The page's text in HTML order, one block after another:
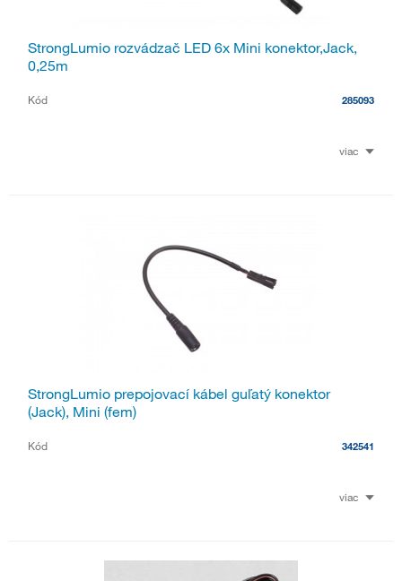
StrongLumio rozvádzač LED 6x Mini konektor,Jack,
0,25m
Kód 285093
viac
StrongLumio prepojovací kábel guľatý konektor
(Jack), Mini (fem)
Kód 342541
viac